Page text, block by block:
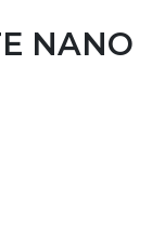
NANO